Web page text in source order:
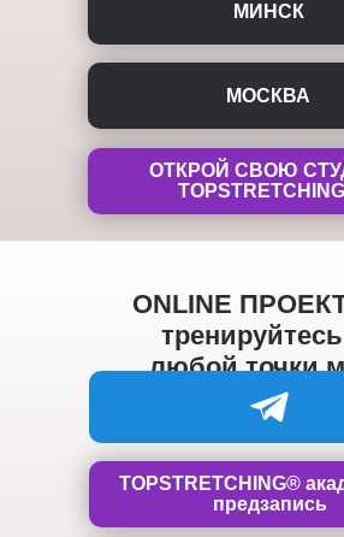
ОТКРОЙ СВОЮ
МОСКВА
МИНСК
ONLINE
любой точки
TOPSTRETCHING®
предзапись